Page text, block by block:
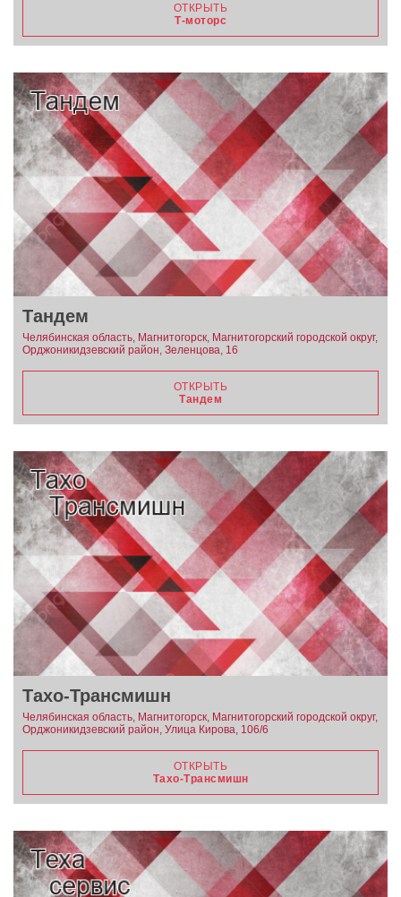
ОТКРЫТЬ
Т-моторс
Тандем
Челябинская область, Магнитогорск, Магнитогорский городской округ,
Орджоникидзевский район, Зеленцова, 16
ОТКРЫТЬ
Тандем
Тахо-Трансмишн
Челябинская область, Магнитогорск, Магнитогорский городской округ,
Орджоникидзевский район, Улица Кирова, 106/6
ОТКРЫТЬ
Тахо-Трансмишн